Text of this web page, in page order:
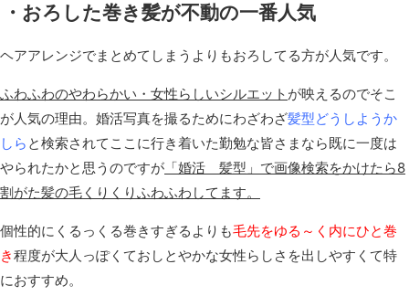
・おろした巻き髪が不動の一番人気
ヘアアレンジでまとめてしまうよりもおろしてる方が人気です。
ふわふわのやわらかい・女性らしいシルエット が映えるのでそこ
が人気の理由。婚活写真を撮るためにわざわざ髪型どうしようか
しら と検索されてここに行き着いた勤勉な皆さまなら既に一度は
やられたかと思うのですが 「婚活 髪型」で画像検索をかけたら8
割がた髪の毛くりくりふわふわしてます。
個性的にくるっくる巻きすぎるよりも毛先をゆる～く内にひと巻
き程度が大人っぽくておしとやかな女性らしさを出しやすくて特
におすすめ。